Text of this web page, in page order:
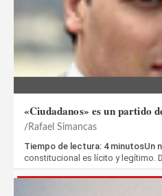
«Ciudadanos» es un partido
Rafael Simancas
Tiempo de lectura: 4 minutosUn
constitucional es lícito y legítimo.